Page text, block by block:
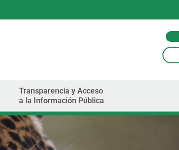
Transparencia y Acceso
a la Información Pública